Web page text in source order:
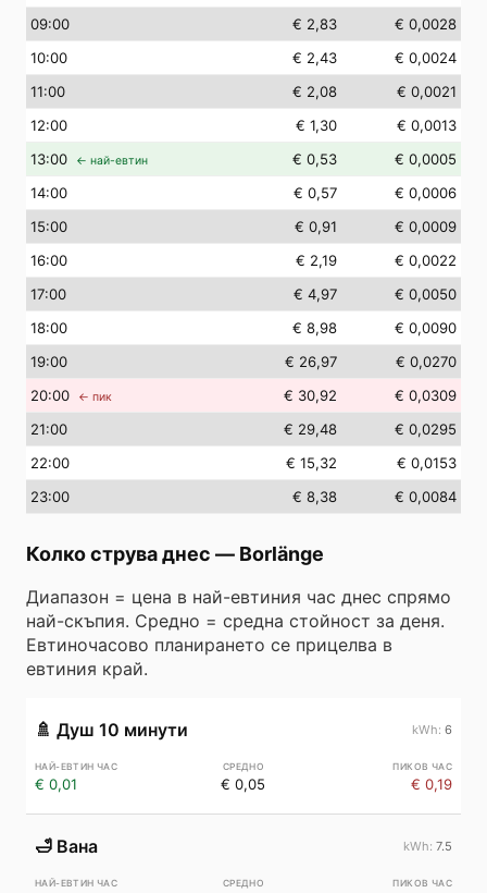
09:00 € 2,83
€ 0,0028
10:00 € 2,43
€ 0,0024
11:00 € 2,08
€ 0,0021
12:00 € 1,30
€ 0,0013
13:00 ← най-евтин € 0,53
€ 0,0005
14:00 € 0,57
€ 0,0006
15:00 € 0,91
€ 0,0009
16:00 € 2,19
€ 0,0022
17:00 € 4,97
€ 0,0050
18:00 € 8,98
€ 0,0090
19:00 € 26,97
€ 0,0270
20:00 ← пик € 30,92
€ 0,0309
21:00 € 29,48
€ 0,0295
22:00 € 15,32
€ 0,0153
23:00 € 8,38 € 0,0084
Колко струва днес — Borlänge
Диапазон = цена в най-евтиния час днес спрямо
най-скъпия. Средно = средна стойност за деня.
Евтиночасово планирането се прицелва в
евтиния край.
🚿 Душ 10 минути 6
€ 0,01 € 0,05 € 0,19
🛁 Вана 7.5